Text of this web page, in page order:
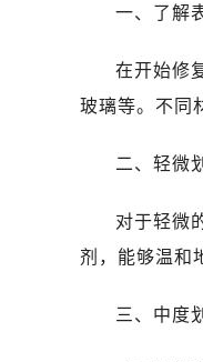
一、了解
在开始修
玻璃等。不同
二、轻微
对于轻微
剂，能够温和
三、中度